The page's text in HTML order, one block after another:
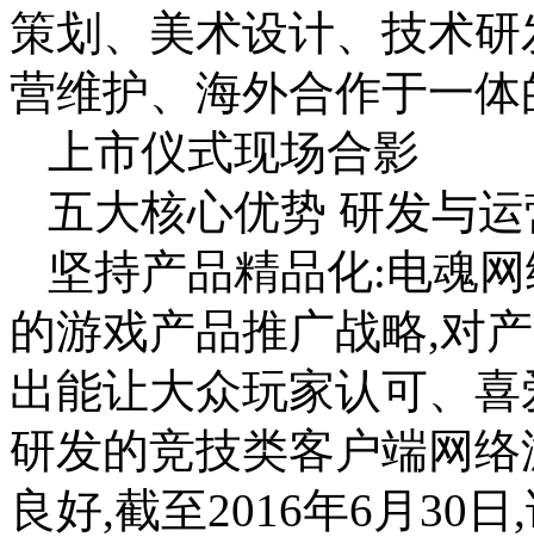
策划、美术设计、技术
营维护、海外合作于一
上市仪式现场合影
五大核心优势 研发与
坚持产品精品化:电魂
的游戏产品推广战略,对
出能让大众玩家认可、
研发的竞技类客户端网
良好,截至2016年6月30